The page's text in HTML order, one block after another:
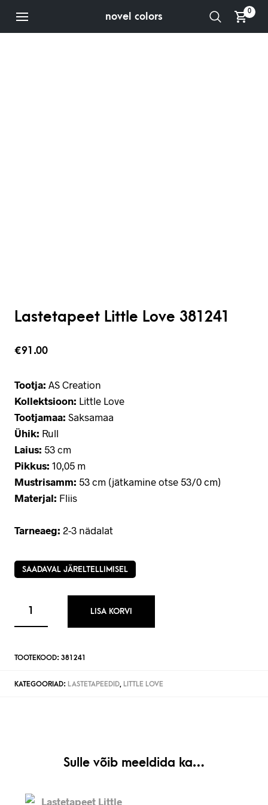
novel colors 0
Lastetapeet Little Love 381241
€91.00
Tootja: AS Creation
Kollektsioon: Little Love
Tootjamaa: Saksamaa
Ühik: Rull
Laius: 53 cm
Pikkus: 10,05 m
Mustrisamm: 53 cm (jätkamine otse 53/0 cm)
Materjal: Fliis
Tarneaeg: 2-3 nädalat
SAADAVAL JÄRELTELLIMISEL
LISA KORVI
TOOTEKOOD: 381241
KATEGOORIAD: LASTETAPEEDID, LITTLE LOVE
Sulle võib meeldida ka…